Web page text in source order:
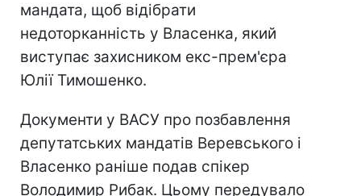
мандата, щоб відібрати
недоторканність у Власенка, який
виступає захисником екс-прем'єра
Юлії Тимошенко.
Документи у ВАСУ про позбавлення
депутатських мандатів Веревського і
Власенко раніше подав спікер
Володимир Рибак. Цьому передувало